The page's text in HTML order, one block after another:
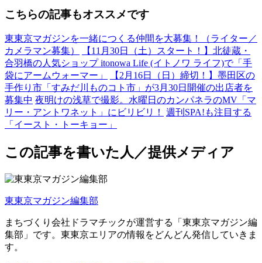
こちらの記事もオススメです
東東京マガジンを一緒につくる仲間を大募集！（ライター／
カメラマン募集）
【11月30日（土）スタート！】北徒蔵・
合羽橋の人気ショップ itonowa Life (イトノワ ライフ)で「手
袋にアームウォーマー」
【2月16日（日）締切！】墨田区の
手作り市「すみだ川ものコト市」が3月30日開催の出店者を
募集中 夜明けの浅草で撮影。水曜日のカンパネラのMV「マ
リー・アントワネット」にビリビリ！
週刊SPA!も注目する
「イースト・トーキョー」
この記事を書いた人／提供メディア
東東京マガジン編集部
まちづくり会社ドラマチックが運営する「東東京マガジン編
集部」です。東東京エリアの情報をどんどん発信していきま
す。